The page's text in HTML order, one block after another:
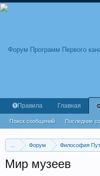
Форум Философия
Мир музеев
Правила Главная
Поиск сообщений Последние